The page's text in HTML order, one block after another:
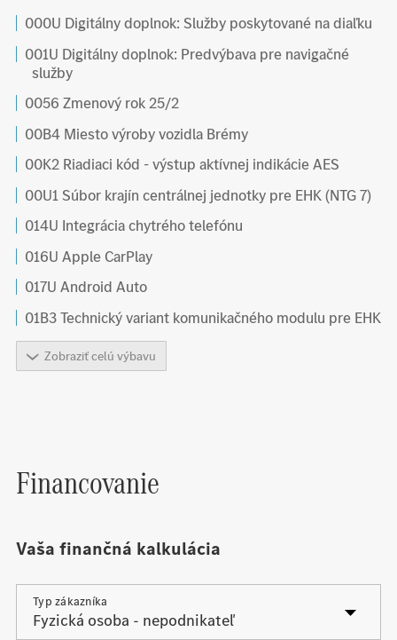
000U Digitálny doplnok: Služby poskytované na diaľku
001U Digitálny doplnok: Predvýbava pre navigačné
služby
0056 Zmenový rok 25/2
00B4 Miesto výroby vozidla Brémy
00K2 Riadiaci kód - výstup aktívnej indikácie AES
00U1 Súbor krajín centrálnej jednotky pre EHK (NTG 7)
014U Integrácia chytrého telefónu
016U Apple CarPlay
017U Android Auto
01B3 Technický variant komunikačného modulu pre EHK
Zobraziť celú výbavu
Financovanie
Vaša finančná kalkulácia
Typ zákazníka